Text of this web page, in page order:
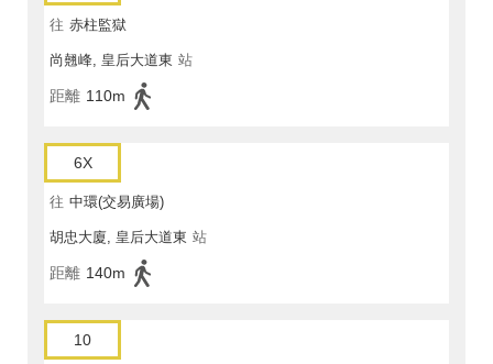
往 赤柱監獄
尚翹峰, 皇后大道東 站
距離 110m
6X
往 中環(交易廣場)
胡忠大廈, 皇后大道東 站
距離 140m
10